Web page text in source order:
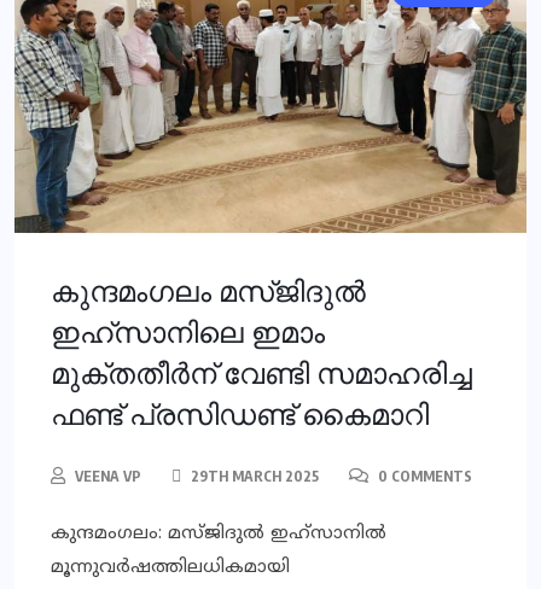
കുന്ദമംഗലം മസ്ജിദുല്‍
ഇഹ്‌സാനിലെ ഇമാം
മുക്തതീര്‍ന് വേണ്ടി സമാഹരിച്ച
ഫണ്ട് പ്രസിഡണ്ട് കൈമാറി
VEENA VP 29TH MARCH 2025 0 COMMENTS
കുന്ദമംഗലം: മസ്ജിദുല്‍ ഇഹ്‌സാനില്‍
മൂന്നുവര്‍ഷത്തിലധികമായി